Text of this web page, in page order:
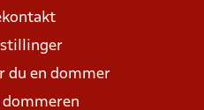
stillinger
du en dommer
dommeren